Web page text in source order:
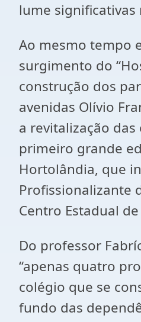
lume
Ao mesmo tempo
surgimento do
construção dos
avenidas Olívio
a revitalização
primeiro grande
Hortolândia, que
Profissionalizante
Centro Estadual de
Do professor
“apenas quatro
colégio que se
fundo das